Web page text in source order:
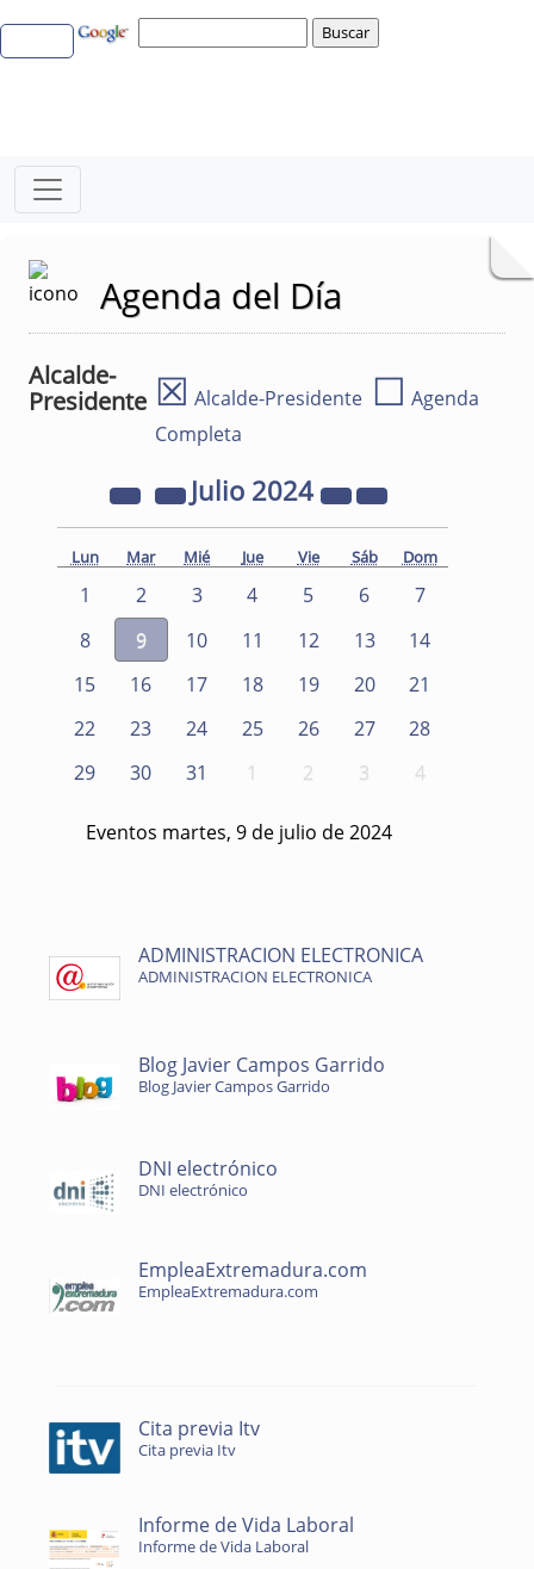
Agenda del Día
Alcalde-
Presidente ☒ Alcalde-Presidente ☐ Agenda
Completa
Julio 2024
Lun Mar Mié Jue Vie Sáb Dom
1 2 3 4 5 6
7
8
9 10 11 12 13
14
15
16 17 18 19 20
21
22
23 24 25 26 27
28
29
30 31 1 2 3 4
Eventos martes, 9 de julio de 2024
ADMINISTRACION ELECTRONICA
ADMINISTRACION ELECTRONICA
Blog Javier Campos Garrido
Blog Javier Campos Garrido
DNI electrónico
DNI electrónico
EmpleaExtremadura.com
EmpleaExtremadura.com
Cita previa Itv
Cita previa Itv
Informe de Vida Laboral
Informe de Vida Laboral